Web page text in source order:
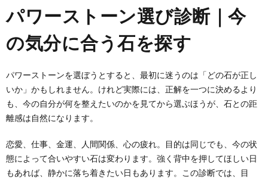
パワーストーン選び診断｜今
の気分に合う石を探す
パワーストーンを選ぼうとすると、最初に迷うのは「どの石が正し
いか」かもしれません。けれど実際には、正解を一つに決めるより
も、今の自分が何を整えたいのかを見てから選ぶほうが、石との距
離感は自然になります。
恋愛、仕事、金運、人間関係、心の疲れ。目的は同じでも、今の状
態によって合いやすい石は変わります。強く背中を押してほしい日
もあれば、静かに落ち着きたい日もあります。この診断では、目